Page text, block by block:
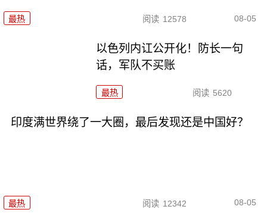
最热 阅读 12578 08-05
以色列内讧公开化！防长一句
话，军队不买账
最热 阅读 5620
印度满世界绕了一大圈，最后发现还是中国好？
最热 阅读 12342 08-05